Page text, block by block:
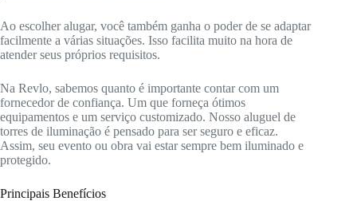
Ao escolher alugar, você também ganha o poder de se adaptar
facilmente a várias situações. Isso facilita muito na hora de
atender seus próprios requisitos.
Na Revlo, sabemos quanto é importante contar com um
fornecedor de confiança. Um que forneça ótimos
equipamentos e um serviço customizado. Nosso aluguel de
torres de iluminação é pensado para ser seguro e eficaz.
Assim, seu evento ou obra vai estar sempre bem iluminado e
protegido.
Principais Benefícios